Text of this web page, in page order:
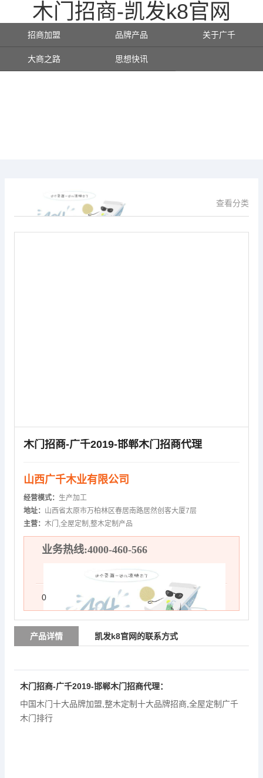
木门招商-凯发k8官网
招商加盟 品牌产品 关于广千
大商之路 思想快讯
查看分类
木门招商-广千2019-邯郸木门招商代理
山西广千木业有限公司
经营模式： 生产加工
地址： 山西省太原市万柏林区春居南路居然创客大厦7层
主营： 木门,全屋定制,整木定制产品
业务热线:4000-460-566
0
产品详情 凯发k8官网的联系方式
木门招商-广千2019-邯郸木门招商代理：
中国木门十大品牌加盟 整木定制十大品牌招商 全屋定制广千
木门排行